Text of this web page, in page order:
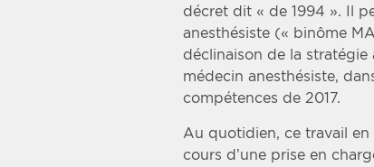
décret dit « de 1994 ». Il
anesthésiste (« binôme
déclinaison de la
médecin anesthésiste,
compétences de 2017.
Au quotidien, ce travail en
cours d’une prise en